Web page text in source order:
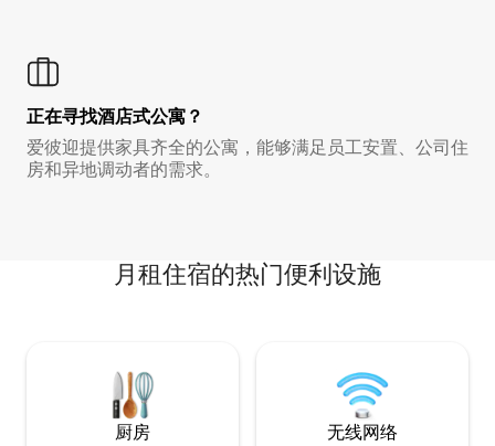
正在寻找酒店式公寓？
爱彼迎提供家具齐全的公寓，能够满足员工安置、公司住
房和异地调动者的需求。
月租住宿的热门便利设施
厨房 无线网络